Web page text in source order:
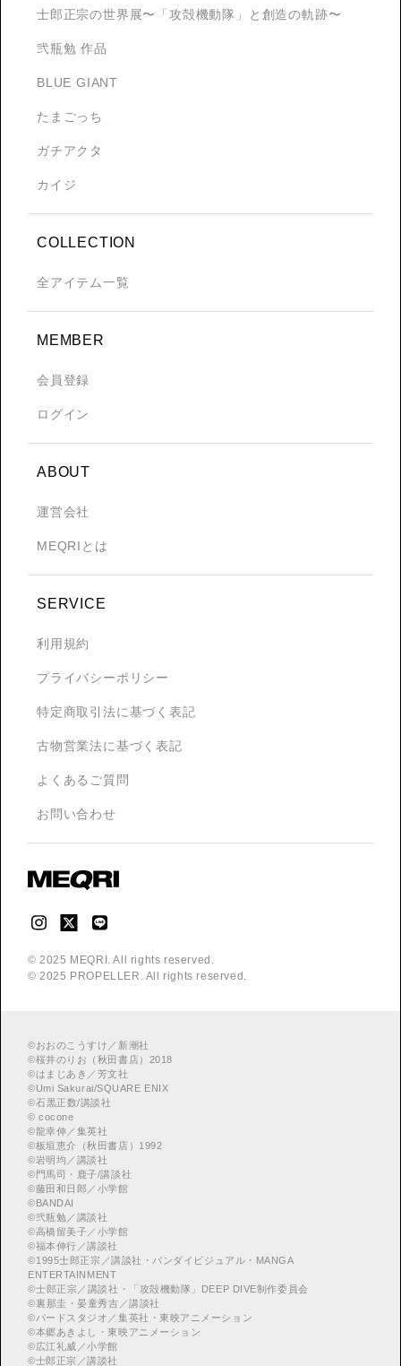
© 2025 MEQRI. All rights reserved.
© 2025 PROPELLER. All rights reserved.
士郎正宗の世界展〜「攻殻機動隊」と創造の軌跡〜
弐瓶勉 作品
BLUE GIANT
たまごっち
ガチアクタ
カイジ
COLLECTION
全アイテム一覧
MEMBER
会員登録
ログイン
ABOUT
運営会社
MEQRIとは
SERVICE
利用規約
プライバシーポリシー
特定商取引法に基づく表記
古物営業法に基づく表記
よくあるご質問
お問い合わせ
©おおのこうすけ／新潮社
©桜井のりお（秋田書店）2018
©はまじあき／芳文社
©Umi Sakurai/SQUARE ENIX
©︎石黒正数/講談社
© cocone
©龍幸伸／集英社
©板垣恵介（秋田書店）1992
©岩明均／講談社
©門馬司・鹿子/講談社
©藤田和日郎／小学館
©BANDAI
©弐瓶勉／講談社
©高橋留美子／小学館
©福本伸行／講談社
©︎1995士郎正宗／講談社・バンダイビジュアル・MANGA
ENTERTAINMENT
©︎士郎正宗／講談社・「攻殻機動隊」DEEP DIVE制作委員会
©︎裏那圭・晏童秀吉／講談社
©バードスタジオ／集英社・東映アニメーション
©本郷あきよし・東映アニメーション
©広江礼威／小学館
©士郎正宗／講談社